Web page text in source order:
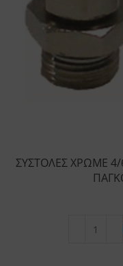
ΣΥΣΤΟΛΕΣ ΧΡΩΜΕ 4/